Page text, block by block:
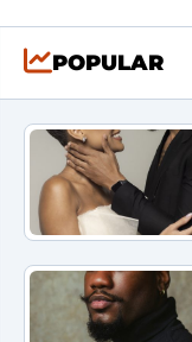
POPULAR